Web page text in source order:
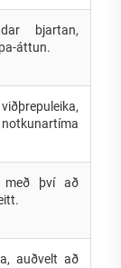
bjartan,
áttun.
með því að
auðvelt að